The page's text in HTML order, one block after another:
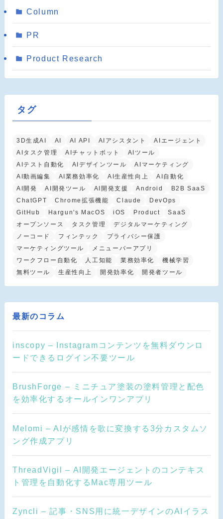
Column
PR
Product Research
タグ
3D生成AI AI AI API AIアシスタント
AIエージェント
AIタスク管理
AIチャットボット
AIツール
AIテスト自動化
AIデザインツール
AIマーケティング
AI動画編集
AI業務効率化 AI生産性向上
AI自動化
AI開発
AI開発ツール AI開発支援 Android
B2B SaaS
ChatGPT
Chrome拡張機能 Claude
DevOps
GitHub
Hargun's MacOS iOS Product
SaaS
オープンソース
タスク管理
デジタルマーケティング
ノーコード
フィンテック
プライバシー保護
マーケティングツール
メニューバーアプリ
ワークフロー自動化
人工知能 業務効率化
機械学習
無料ツール
生産性向上 開発効率化 開発者ツール
最新のコラム
inscopy – Instagramコンテンツを無料ダウンロ
ードできるログイン不要ツール
BrushForge – ミニチュア塗装の塗料管理と配色
を効率化するオールインワンアプリ
Melomi – AIが感情を歌に変換する3分カスタムソ
ング作成アプリ
ThreadVigil – AI開発エージェントのコンテキス
ト管理を自動化するMac専用ツール
Zyncli – 記事・SNS用に統一デザインのAIイラス